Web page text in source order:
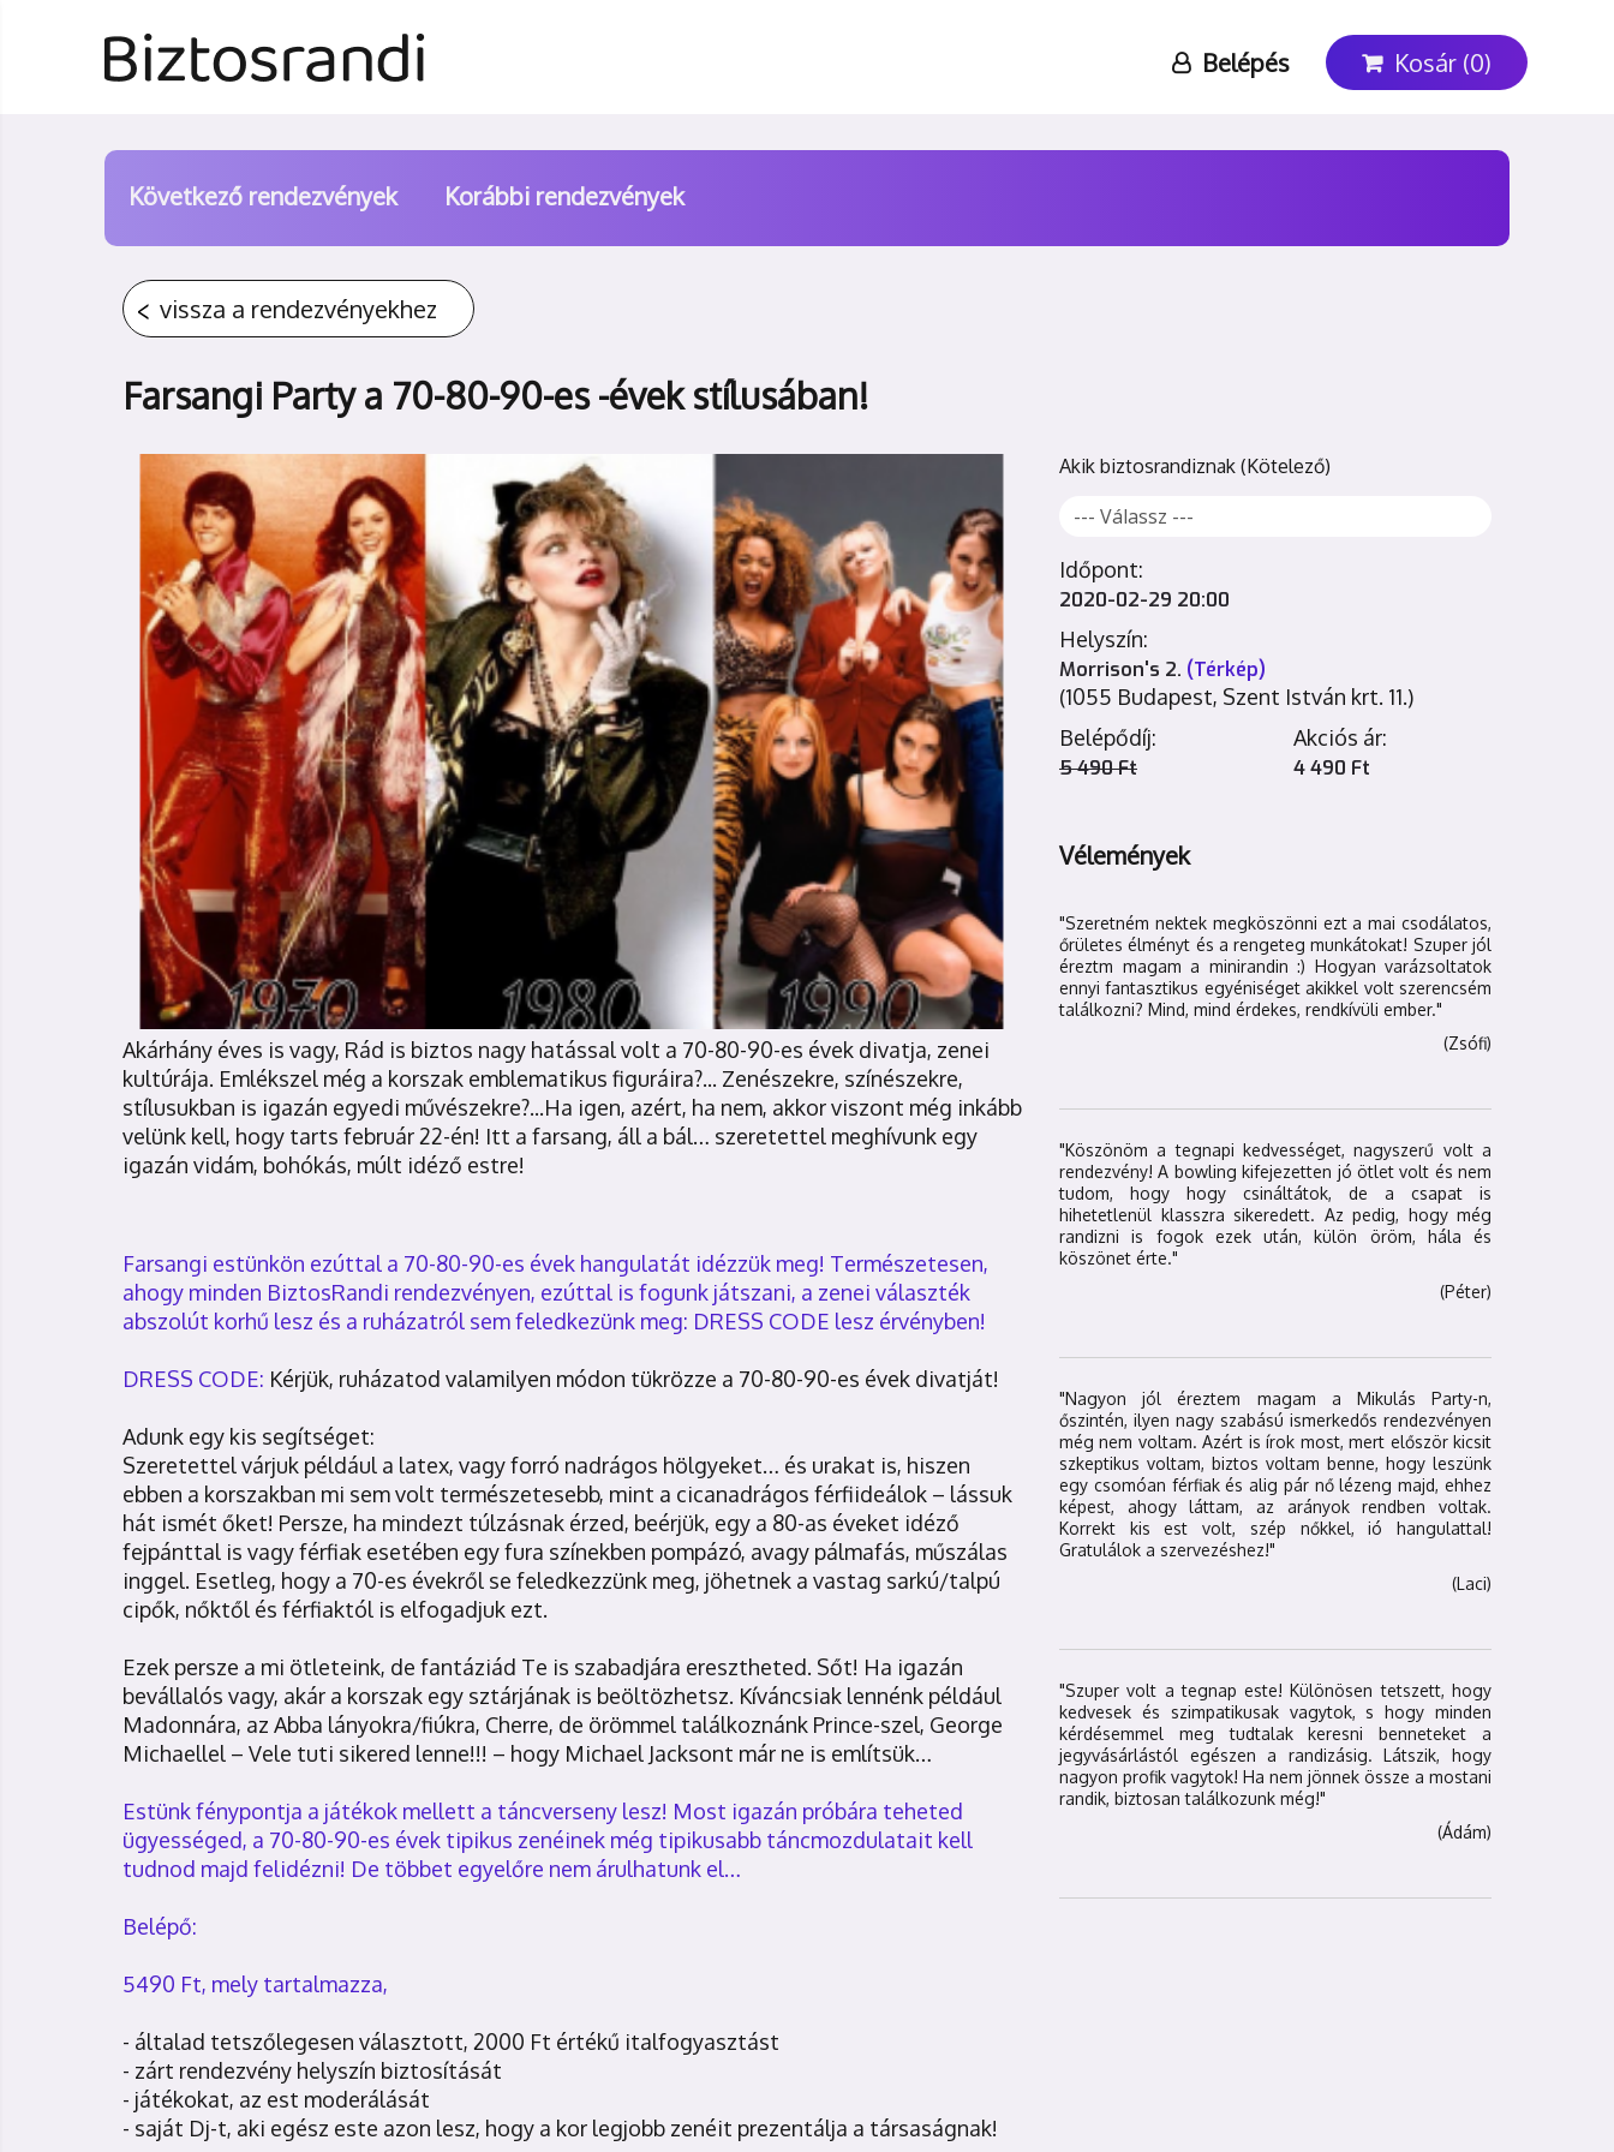
Belépés Kosár (0)
Következő rendezvények Korábbi rendezvények
vissza a rendezvényekhez
Farsangi Party a 70-80-90-es -évek stílusában!
Akárhány éves is vagy, Rád is biztos nagy hatással volt a 70-80-90-es évek divatja, zenei
kultúrája. Emlékszel még a korszak emblematikus figuráira?... Zenészekre, színészekre,
stílusukban is igazán egyedi művészekre?...Ha igen, azért, ha nem, akkor viszont még inkább
velünk kell, hogy tarts február 22-én! Itt a farsang, áll a bál… szeretettel meghívunk egy
igazán vidám, bohókás, múlt idéző estre!
Farsangi estünkön ezúttal a 70-80-90-es évek hangulatát idézzük meg! Természetesen,
ahogy minden BiztosRandi rendezvényen, ezúttal is fogunk játszani, a zenei választék
abszolút korhű lesz és a ruházatról sem feledkezünk meg: DRESS CODE lesz érvényben!
DRESS CODE: Kérjük, ruházatod valamilyen módon tükrözze a 70-80-90-es évek divatját!
Adunk egy kis segítséget:
Szeretettel várjuk például a latex, vagy forró nadrágos hölgyeket… és urakat is, hiszen
ebben a korszakban mi sem volt természetesebb, mint a cicanadrágos férfiideálok – lássuk
hát ismét őket! Persze, ha mindezt túlzásnak érzed, beérjük, egy a 80-as éveket idéző
fejpánttal is vagy férfiak esetében egy fura színekben pompázó, avagy pálmafás, műszálas
inggel. Esetleg, hogy a 70-es évekről se feledkezzünk meg, jöhetnek a vastag sarkú/talpú
cipők, nőktől és férfiaktól is elfogadjuk ezt.
Ezek persze a mi ötleteink, de fantáziád Te is szabadjára eresztheted. Sőt! Ha igazán
bevállalós vagy, akár a korszak egy sztárjának is beöltözhetsz. Kíváncsiak lennénk például
Madonnára, az Abba lányokra/fiúkra, Cherre, de örömmel találkoznánk Prince-szel, George
Michaellel – Vele tuti sikered lenne!!! – hogy Michael Jacksont már ne is említsük…
Estünk fénypontja a játékok mellett a táncverseny lesz! Most igazán próbára teheted
ügyességed, a 70-80-90-es évek tipikus zenéinek még tipikusabb táncmozdulatait kell
tudnod majd felidézni! De többet egyelőre nem árulhatunk el…
Belépő:
5490 Ft, mely tartalmazza,
- általad tetszőlegesen választott, 2000 Ft értékű italfogyasztást
- zárt rendezvény helyszín biztosítását
- játékokat, az est moderálását
- saját Dj-t, aki egész este azon lesz, hogy a kor legjobb zenéit prezentálja a társaságnak!
Akik biztosrandiznak
Időpont:
2020-02-29 20:00
Helyszín:
Morrison's 2. (Térkép)
(1055 Budapest, Szent István krt. 11.)
Belépődíj:
5 490 Ft
Akciós ár:
4 490 Ft
Vélemények
"Szeretném nektek megköszönni ezt a mai csodálatos,
őrületes élményt és a rengeteg munkátokat! Szuper jól
éreztm magam a minirandin :) Hogyan varázsoltatok
ennyi fantasztikus egyéniséget akikkel volt szerencsém
találkozni? Mind, mind érdekes, rendkívüli ember."
(Zsófi)
"Köszönöm a tegnapi kedvességet, nagyszerű volt a
rendezvény! A bowling kifejezetten jó ötlet volt és nem
tudom, hogy hogy csináltátok, de a csapat is
hihetetlenül klasszra sikeredett. Az pedig, hogy még
randizni is fogok ezek után, külön öröm, hála és
köszönet érte."
(Péter)
"Nagyon jól éreztem magam a Mikulás Party-n,
őszintén, ilyen nagy szabású ismerkedős rendezvényen
még nem voltam. Azért is írok most, mert először kicsit
szkeptikus voltam, biztos voltam benne, hogy leszünk
egy csomóan férfiak és alig pár nő lézeng majd, ehhez
képest, ahogy láttam, az arányok rendben voltak.
Korrekt kis est volt, szép nőkkel, ió hangulattal!
Gratulálok a szervezéshez!"
(Laci)
"Szuper volt a tegnap este! Különösen tetszett, hogy
kedvesek és szimpatikusak vagytok, s hogy minden
kérdésemmel meg tudtalak keresni benneteket a
jegyvásárlástól egészen a randizásig. Látszik, hogy
nagyon profik vagytok! Ha nem jönnek össze a mostani
randik, biztosan találkozunk még!"
(Ádám)